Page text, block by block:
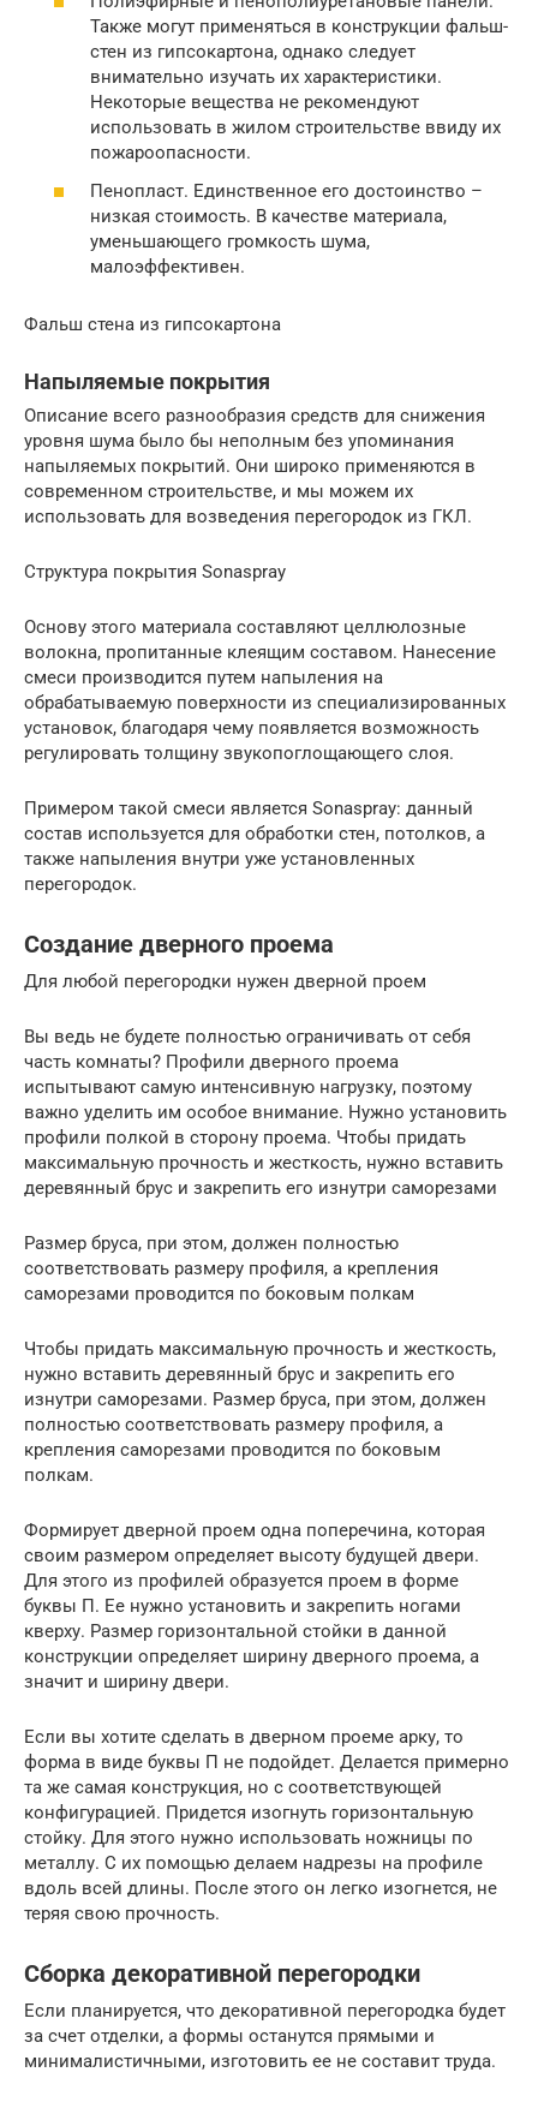
Также могут применяться в конструкции фальш-
стен из гипсокартона, однако следует
внимательно изучать их характеристики.
Некоторые вещества не рекомендуют
использовать в жилом строительстве ввиду их
пожароопасности.
Пенопласт. Единственное его достоинство –
низкая стоимость. В качестве материала,
уменьшающего громкость шума,
малоэффективен.
Фальш стена из гипсокартона
Напыляемые покрытия
Описание всего разнообразия средств для снижения
уровня шума было бы неполным без упоминания
напыляемых покрытий. Они широко применяются в
современном строительстве, и мы можем их
использовать для возведения перегородок из ГКЛ.
Структура покрытия Sonaspray
Основу этого материала составляют целлюлозные
волокна, пропитанные клеящим составом. Нанесение
смеси производится путем напыления на
обрабатываемую поверхности из специализированных
установок, благодаря чему появляется возможность
регулировать толщину звукопоглощающего слоя.
Примером такой смеси является Sonaspray: данный
состав используется для обработки стен, потолков, а
также напыления внутри уже установленных
перегородок.
Создание дверного проема
Для любой перегородки нужен дверной проем
Вы ведь не будете полностью ограничивать от себя
часть комнаты? Профили дверного проема
испытывают самую интенсивную нагрузку, поэтому
важно уделить им особое внимание. Нужно установить
профили полкой в сторону проема. Чтобы придать
максимальную прочность и жесткость, нужно вставить
деревянный брус и закрепить его изнутри саморезами
Размер бруса, при этом, должен полностью
соответствовать размеру профиля, а крепления
саморезами проводится по боковым полкам
Чтобы придать максимальную прочность и жесткость,
нужно вставить деревянный брус и закрепить его
изнутри саморезами. Размер бруса, при этом, должен
полностью соответствовать размеру профиля, а
крепления саморезами проводится по боковым
полкам.
Формирует дверной проем одна поперечина, которая
своим размером определяет высоту будущей двери.
Для этого из профилей образуется проем в форме
буквы П. Ее нужно установить и закрепить ногами
кверху. Размер горизонтальной стойки в данной
конструкции определяет ширину дверного проема, а
значит и ширину двери.
Если вы хотите сделать в дверном проеме арку, то
форма в виде буквы П не подойдет. Делается примерно
та же самая конструкция, но с соответствующей
конфигурацией. Придется изогнуть горизонтальную
стойку. Для этого нужно использовать ножницы по
металлу. С их помощью делаем надрезы на профиле
вдоль всей длины. После этого он легко изогнется, не
теряя свою прочность.
Сборка декоративной перегородки
Если планируется, что декоративной перегородка будет
за счет отделки, а формы останутся прямыми и
минималистичными, изготовить ее не составит труда.